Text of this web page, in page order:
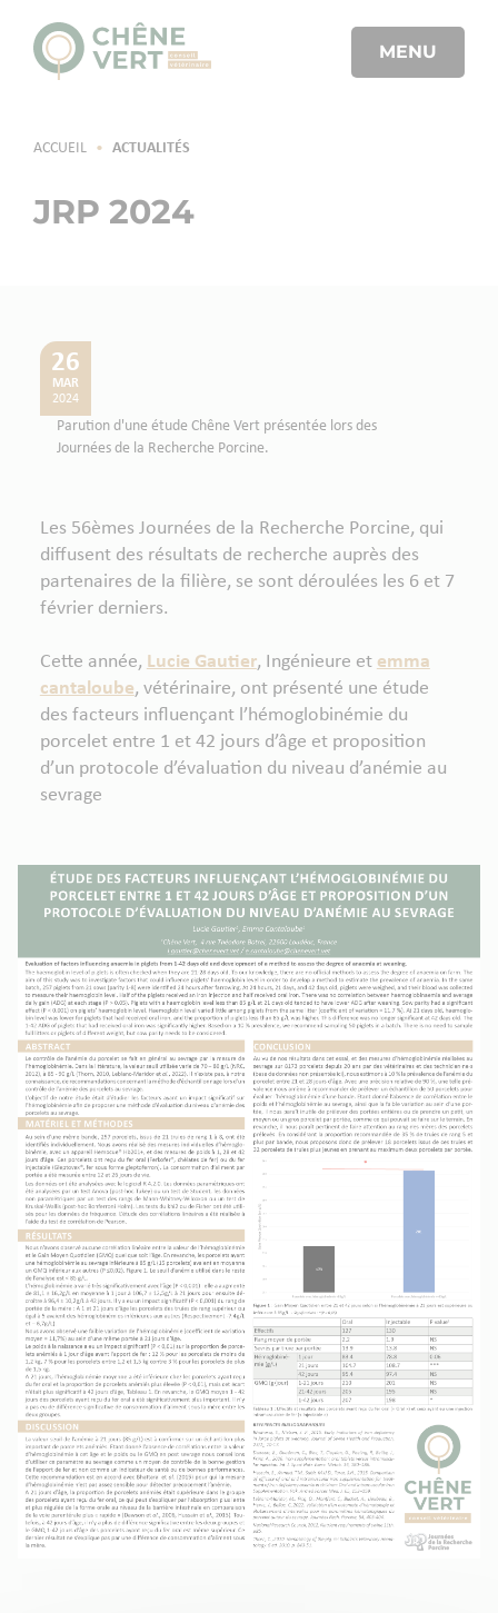
MENU
ACCUEIL • ACTUALITÉS
JRP 2024
26
MAR
2024
Parution d'une étude Chêne Vert présentée lors des
Journées de la Recherche Porcine.
Les 56èmes Journées de la Recherche Porcine, qui
diffusent des résultats de recherche auprès des
partenaires de la filière, se sont déroulées les 6 et 7
février derniers.
Cette année, Lucie Gautier, Ingénieure et emma
cantaloube, vétérinaire, ont présenté une étude
des facteurs influençant l’hémoglobinémie du
porcelet entre 1 et 42 jours d’âge et proposition
d’un protocole d’évaluation du niveau d’anémie au
sevrage